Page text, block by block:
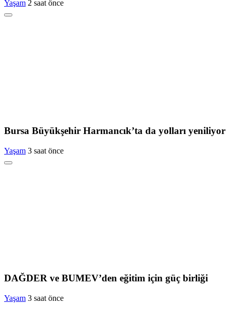
Yaşam 2 saat önce
Bursa Büyükşehir Harmancık’ta da yolları yeniliyor
Yaşam 3 saat önce
DAĞDER ve BUMEV’den eğitim için güç birliği
Yaşam 3 saat önce